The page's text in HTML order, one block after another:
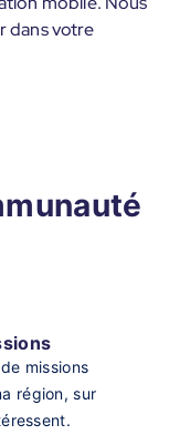
dans votre
missions
région, sur